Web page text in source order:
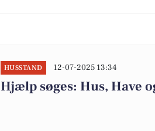
HUSSTAND 12-07-2025 13:34
Hjælp søges: Hus, Have